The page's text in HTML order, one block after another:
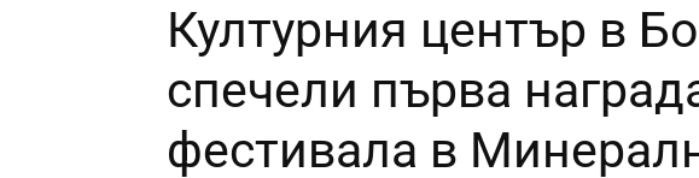
Културния център в
спечели първа
фестивала в